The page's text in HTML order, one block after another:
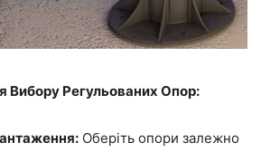
Вибору Регульованих Опор:
Оберіть опори залежно